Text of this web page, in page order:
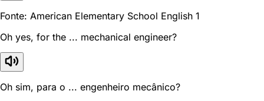
Fonte: American Elementary School English 1
Oh yes, for the ... mechanical engineer?
Oh sim, para o ... engenheiro mecânico?